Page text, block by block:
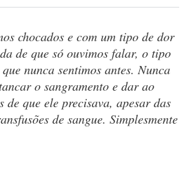
chocados e com um tipo de dor
de que só ouvimos falar, o tipo
nunca sentimos antes. Nunca
o sangramento e dar ao
de que ele precisava, apesar das
de sangue. Simplesmente